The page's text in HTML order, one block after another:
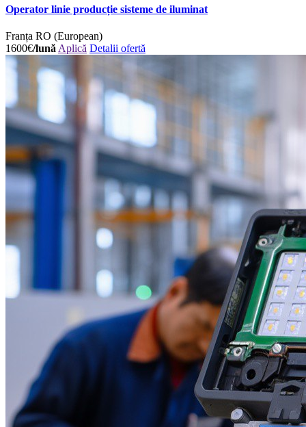
Operator linie producție sisteme de iluminat
Franța RO (European)
1600€/lunăAplică Detalii ofertă